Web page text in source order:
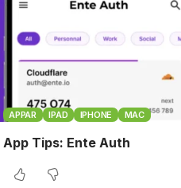
APPAR IPAD IPHONE MAC
App Tips: Ente Auth